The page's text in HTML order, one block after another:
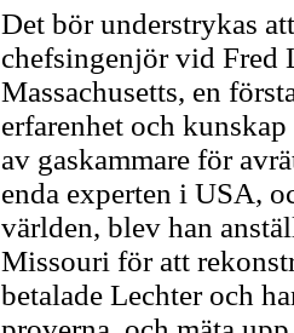
Det bör understrykas
chefsingenjör vid Fred
Massachusetts, en
erfarenhet och
av gaskammare för
enda experten i USA,
världen, blev han
Missouri för att
betalade Lechter och